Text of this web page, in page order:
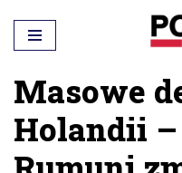
Przejdź
do
treści
Masowe
Holandii